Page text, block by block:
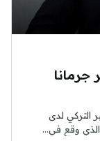
التركي لدى
الذي وقع في...